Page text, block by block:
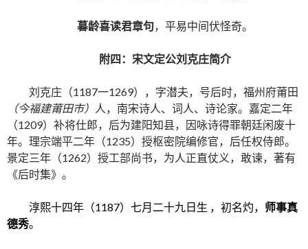
暮龄喜读君章句，平易中间伏怪奇。
附四：宋文定公刘克庄简介
刘克庄（1187一1269），字潜夫，号后时，福州府莆田
（今福建莆田市） 人，南宋诗人、词人、诗论家。嘉定二年
（1209）补将仕郎，后为建阳知县，因咏诗得罪朝廷闲废十
年。理宗端平二年（1235）授枢密院编修官，后任权侍郎。
景定三年（1262）授工部尚书，为人正直仗义，敢谏，著有
《后时集》。
淳熙十四年（1187）七月二十九日生 ，初名灼， 师事真
德秀。